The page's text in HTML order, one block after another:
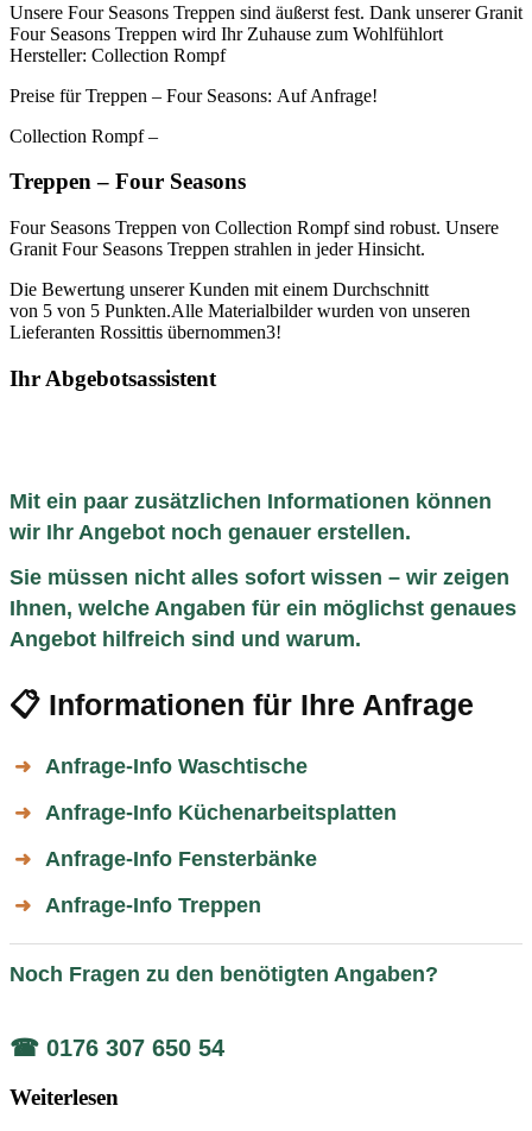
Unsere Four Seasons Treppen sind äußerst fest. Dank unserer Granit
Four Seasons Treppen wird Ihr Zuhause zum Wohlfühlort
Hersteller: Collection Rompf
Preise für Treppen – Four Seasons: Auf Anfrage!
Collection Rompf –
Treppen – Four Seasons
Four Seasons Treppen von Collection Rompf sind robust. Unsere
Granit Four Seasons Treppen strahlen in jeder Hinsicht.
Die Bewertung unserer Kunden mit einem Durchschnitt
von 5 von 5 Punkten.Alle Materialbilder wurden von unseren
Lieferanten Rossittis übernommen3!
Ihr Abgebotsassistent
Mit ein paar zusätzlichen Informationen können
wir Ihr Angebot noch genauer erstellen.
Sie müssen nicht alles sofort wissen – wir zeigen
Ihnen, welche Angaben für ein möglichst genaues
Angebot hilfreich sind und warum.
📋 Informationen für Ihre Anfrage
➜ Anfrage-Info Waschtische
➜ Anfrage-Info Küchenarbeitsplatten
➜ Anfrage-Info Fensterbänke
➜ Anfrage-Info Treppen
Noch Fragen zu den benötigten Angaben?
☎ 0176 307 650 54
Weiterlesen